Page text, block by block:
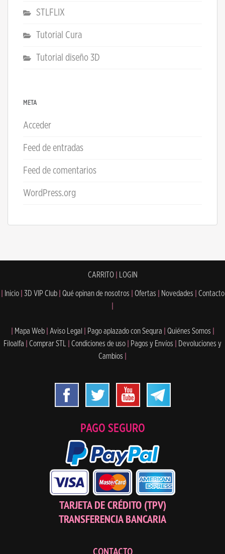
STLFLIX
Tutorial Cura
Tutorial diseño 3D
META
Acceder
Feed de entradas
Feed de comentarios
WordPress.org
CARRITO| LOGIN
Inicio 3D VIP Club Qué opinan de nosotros Ofertas Novedades
Contacto
Mapa Web Aviso Legal Pago aplazado con Sequra Quiénes Somos
Filoalfa
Comprar STL Condiciones de uso Pagos y Envíos
Devoluciones y
Cambios
PAGO SEGURO
TARJETA DE CRÉDITO (TPV)
TRANSFERENCIA BANCARIA
CONTACTO